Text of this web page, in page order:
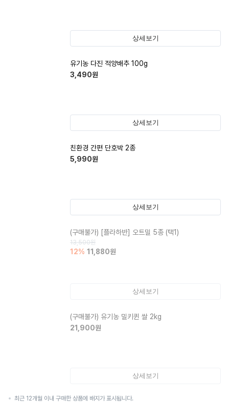
상세보기
유기농 다진 적양배추 100g
3,490원
상세보기
친환경 간편 단호박 2종
5,990원
상세보기
(구매불가) [플라하반] 오트밀 5종 (택1)
13,500원
12% 11,880원
상세보기
(구매불가) 유기농 밀키퀸 쌀 2kg
21,900원
상세보기
최근 12개월 이내 구매한 상품에 배지가 표시됩니다.